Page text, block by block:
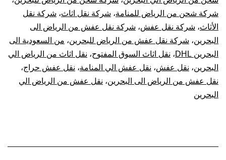
شركة شحن من الرياض للمنامة، شركة نقل اثاث، شركة نقل
الأثاث، شركة نقل عفش، شركة نقل عفش من الرياض الى
البحرين، شركة نقل عفش من الرياض للبحرين، من السعودية الى
البحرين DHL
، نقل اثاث السوق المفتوح، نقل اثاث من الرياض الي
البحرين، نقل عفش، نقل عفش الي المنامة، نقل عفش حراج،
نقل عفش من الرياض الى البحرين، نقل عفش من الرياض الي
البحرين